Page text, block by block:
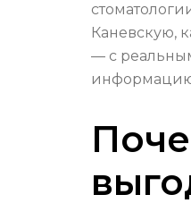
Каневскую,
— с